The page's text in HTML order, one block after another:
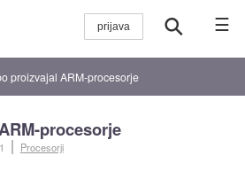
☰
proizvajal ARM-procesorje
procesorje
Procesorji